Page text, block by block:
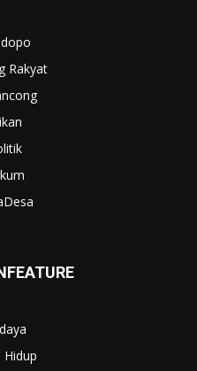
Rakyat
Hidup